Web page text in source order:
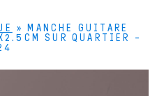
»
MANCHE GUITARE
SUR QUARTIER –